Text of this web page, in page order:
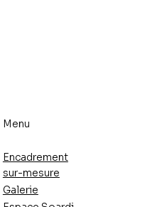
Menu
Encadrement
sur-mesure
Galerie